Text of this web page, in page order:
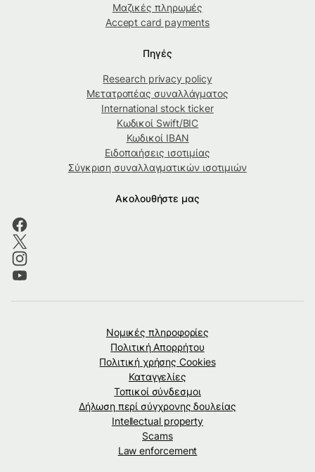
Μαζικές πληρωμές
Accept card payments
Πηγές
Research privacy policy
Μετατροπέας συναλλάγματος
International stock ticker
Κωδικοί Swift/BIC
Κωδικοί IBAN
Ειδοποιήσεις ισοτιμίας
Σύγκριση συναλλαγματικών ισοτιμιών
Ακολουθήστε μας
Νομικές πληροφορίες
Πολιτική Απορρήτου
Πολιτική χρήσης Cookies
Καταγγελίες
Τοπικοί σύνδεσμοι
Δήλωση περί σύγχρονης δουλείας
Intellectual property
Scams
Law enforcement